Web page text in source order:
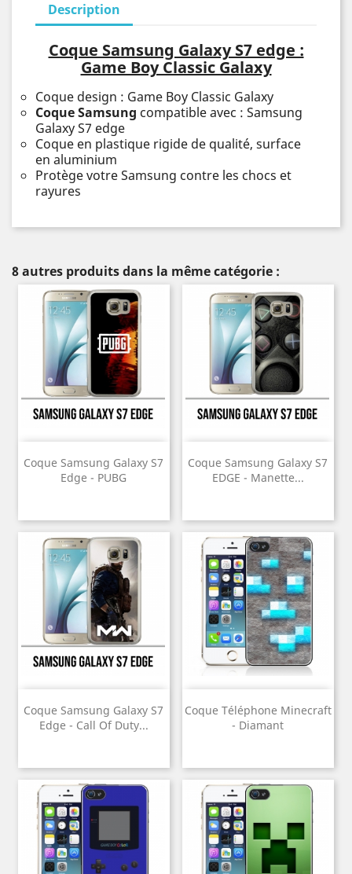
Description
Coque Samsung Galaxy S7 edge :
Game Boy Classic Galaxy
Coque design : Game Boy Classic Galaxy
Coque Samsung compatible avec : Samsung
Galaxy S7 edge
Coque en plastique rigide de qualité, surface
en aluminium
Protège votre Samsung contre les chocs et
rayures
8 autres produits dans la même catégorie :
Coque Samsung Galaxy S7
Edge - PUBG
Coque Samsung Galaxy S7
EDGE - Manette...
Coque Samsung Galaxy S7
Edge - Call Of Duty...
Coque Téléphone Minecraft
- Diamant